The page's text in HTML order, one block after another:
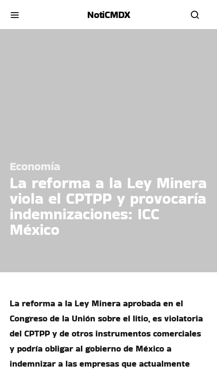
NotiCMDX
Economía
La reforma a la Ley Minera
viola el CPTPP y provocaría
indemnizaciones: ICC
México
La reforma a la Ley Minera aprobada en el
Congreso de la Unión sobre el litio, es violatoria
del CPTPP y de otros instrumentos comerciales
y podría obligar al gobierno de México a
indemnizar a las empresas que actualmente